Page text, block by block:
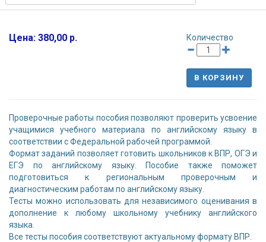
Цена: 380,00 р. Количество
В КОРЗИНУ
Проверочные работы пособия позволяют проверить усвоение
учащимися учебного материала по английскому языку в
соответствии с Федеральной рабочей программой.
Формат заданий позволяет готовить школьников к ВПР, ОГЭ и
ЕГЭ по английскому языку. Пособие также поможет
подготовиться к региональным проверочным и
диагностическим работам по английскому языку.
Тесты можно использовать для независимого оценивания в
дополнение к любому школьному учебнику английского
языка.
Все тесты пособия соответствуют актуальному формату ВПР.